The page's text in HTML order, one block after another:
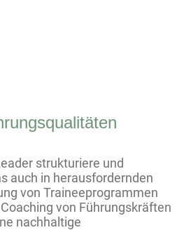
strukturiere und
auch in herausfordernden
von Traineeprogrammen
von Führungskräften
nachhaltige